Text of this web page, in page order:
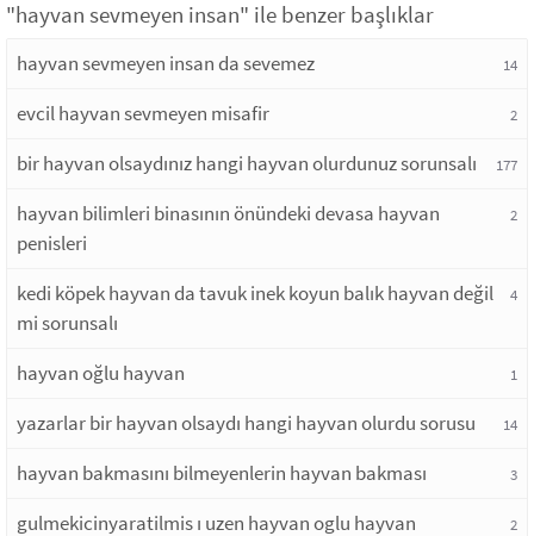
"hayvan sevmeyen insan" ile benzer başlıklar
hayvan sevmeyen insan da sevemez 14
evcil hayvan sevmeyen misafir 2
bir hayvan olsaydınız hangi hayvan olurdunuz sorunsalı 177
hayvan bilimleri binasının önündeki devasa hayvan
penisleri
2
kedi köpek hayvan da tavuk inek koyun balık hayvan değil
mi sorunsalı
4
hayvan oğlu hayvan 1
yazarlar bir hayvan olsaydı hangi hayvan olurdu sorusu 14
hayvan bakmasını bilmeyenlerin hayvan bakması 3
gulmekicinyaratilmis ı uzen hayvan oglu hayvan 2